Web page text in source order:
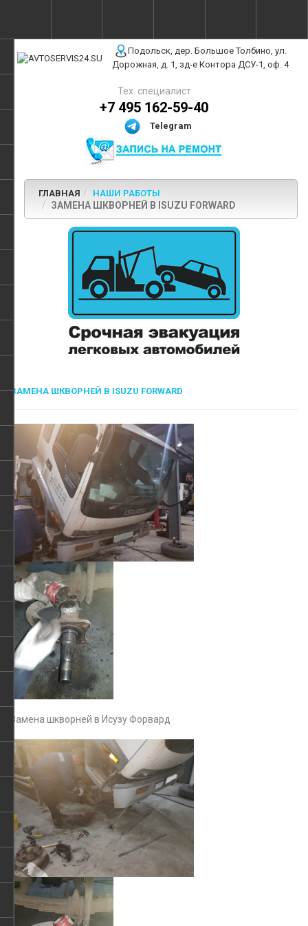
Подольск, дер. Большое Толбино, ул.
Дорожная, д. 1, зд-е Контора ДСУ-1, оф. 4
Тех. специалист
+7 495 162-59-40
Telegram
ГЛАВНАЯ НАШИ РАБОТЫ
ЗАМЕНА ШКВОРНЕЙ В ISUZU FORWARD
ЗАМЕНА ШКВОРНЕЙ В ISUZU FORWARD
Замена шкворней в Исузу Форвард